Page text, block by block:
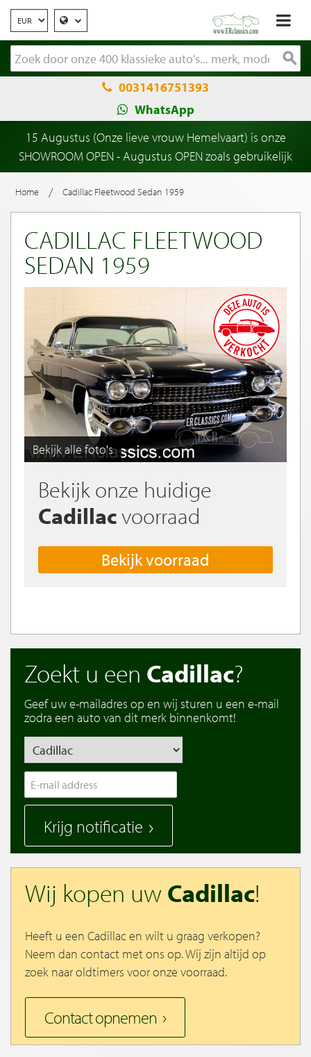
0031416751393
WhatsApp
15 Augustus (Onze lieve vrouw Hemelvaart) is onze
SHOWROOM OPEN - Augustus OPEN zoals gebruikelijk
Home / Cadillac Fleetwood Sedan 1959
CADILLAC FLEETWOOD
SEDAN 1959
Bekijk alle foto's
Bekijk onze huidige
Cadillacvoorraad
Bekijk voorraad
Zoekt u een Cadillac?
Geef uw e-mailadres op en wij sturen u een e-mail
zodra een auto van dit merk binnenkomt!
Krijg notificatie
Wij kopen uwCadillac!
Heeft u een Cadillac en wilt u graag verkopen?
Neem dan contact met ons op. Wij zijn altijd op
zoek naar oldtimers voor onze voorraad.
Contact opnemen